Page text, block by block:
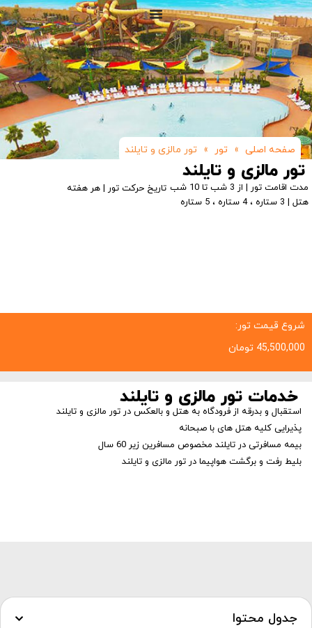
صفحه اصلی » تور » تور مالزی و تایلند
تور مالزی و تایلند
مدت اقامت تور | از 3 شب تا 10 شب
تاریخ حرکت تور | هر هفته
هتل | 3 ستاره ، 4 ستاره ، 5 ستاره
شروع قیمت تور:
45,500,000 تومان
خدمات تور مالزی و تایلند
استقبال و بدرقه از فرودگاه به هتل و بالعکس در تور مالزی و تایلند
پذیرایی کلیه هتل های با صبحانه
بیمه مسافرتی در تایلند مخصوص مسافرین زیر 60 سال
بلیط رفت و برگشت هواپیما در تور مالزی و تایلند
جدول محتوا